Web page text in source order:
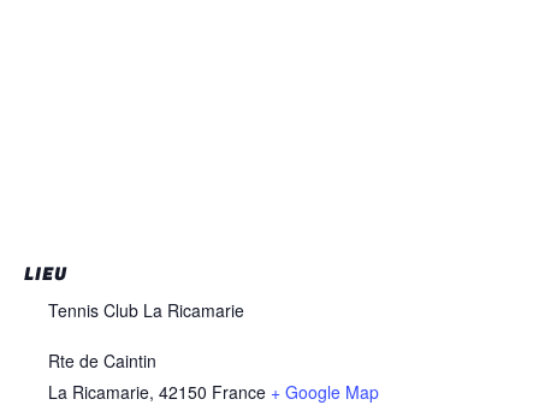
LIEU
Tennis Club La Ricamarie
Rte de Caintin
La Ricamarie, 42150 France + Google Map